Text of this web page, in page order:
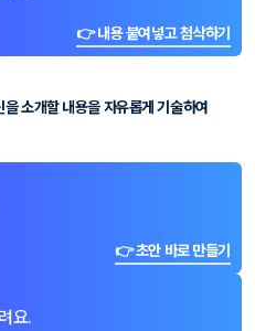
👉 내용 붙여넣고 첨삭하기
소개할 내용을 자유롭게 기술하여
👉 초안 바로 만들기
요.